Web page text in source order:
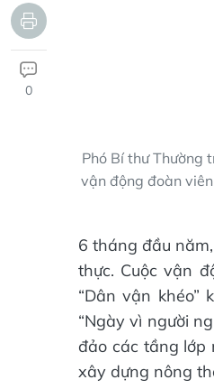
0
Phó Bí thư Thường
vận động đoàn
6 tháng đầu
thực. Cuộc vận
“Dân vận
“Ngày vì người
đảo các tầng lớp
xây dựng nông